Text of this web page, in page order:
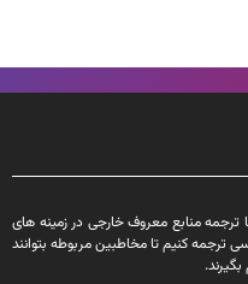
ترجمه منابع معروف خارجی در زمینه های
ترجمه کنیم تا مخاطبین مربوطه بتوانند